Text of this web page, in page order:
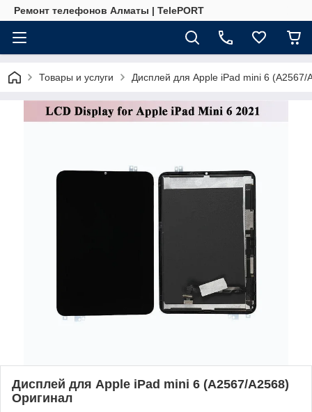
Ремонт телефонов Алматы | TelePORT
Товары и услуги Дисплей для Apple iPad mini 6 (A2567/
Дисплей для Apple iPad mini 6 (A2567/A2568)
Оригинал